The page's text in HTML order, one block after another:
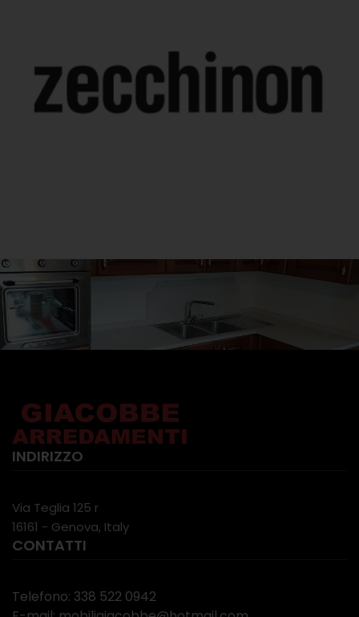
INDIRIZZO
Via Teglia 125 r
16161 - Genova, Italy
CONTATTI
Telefono: 338 522 0942